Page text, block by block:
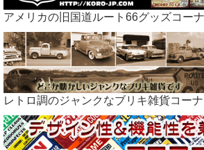
アメリカの旧国道ルート66グッズコー
レトロ調のジャンクなブリキ雑貨コー